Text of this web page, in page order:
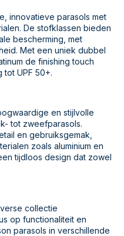
innovatieve parasols met
De stofklassen bieden
bescherming, met
Met een uniek dubbel
de finishing touch
tot UPF 50+.
en stijlvolle
tot zweefparasols.
en gebruiksgemak,
zoals aluminium en
tijdloos design dat zowel
collectie
op functionaliteit en
parasols in verschillende